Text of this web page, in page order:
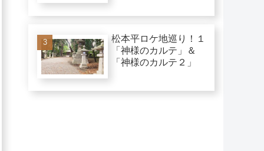
松本平ロケ地巡り！１
「神様のカルテ」＆
「神様のカルテ２」